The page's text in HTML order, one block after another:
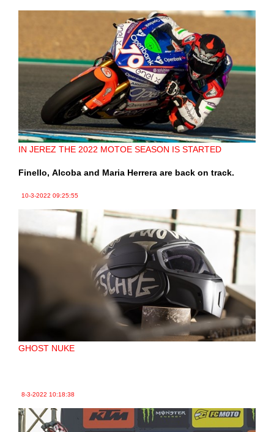
IN JEREZ THE 2022 MOTOE SEASON IS STARTED
Finello, Alcoba and Maria Herrera are back on track.
10-3-2022 09:25:55
GHOST NUKE
8-3-2022 10:18:38